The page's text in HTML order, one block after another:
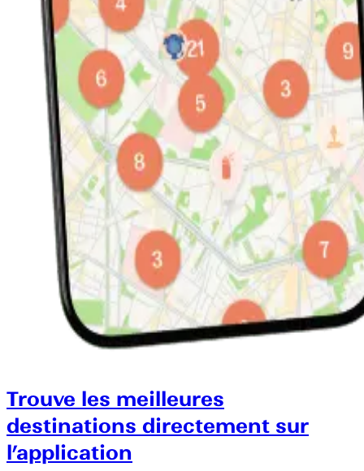
Trouve les meilleures
destinations directement sur
l’application